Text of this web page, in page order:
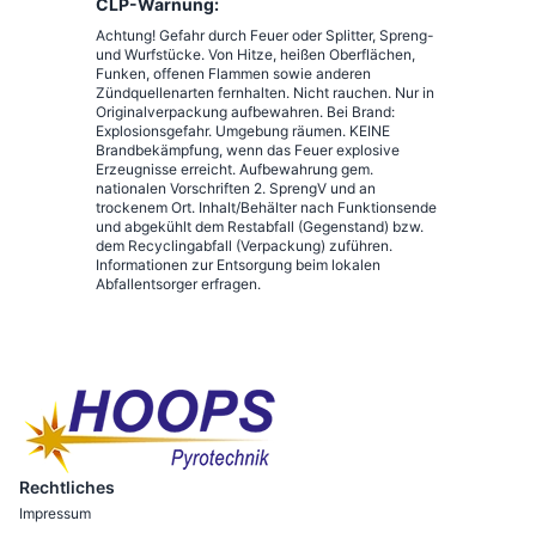
Achtung! Gefahr durch Feuer oder Splitter, Spreng-
und Wurfstücke. Von Hitze, heißen Oberflächen,
Funken, offenen Flammen sowie anderen
Zündquellenarten fernhalten. Nicht rauchen. Nur in
Originalverpackung aufbewahren. Bei Brand:
Explosionsgefahr. Umgebung räumen. KEINE
Brandbekämpfung, wenn das Feuer explosive
Erzeugnisse erreicht. Aufbewahrung gem.
nationalen Vorschriften 2. SprengV und an
trockenem Ort. Inhalt/Behälter nach Funktionsende
und abgekühlt dem Restabfall (Gegenstand) bzw.
dem Recyclingabfall (Verpackung) zuführen.
Informationen zur Entsorgung beim lokalen
Abfallentsorger erfragen.
Rechtliches
Impressum